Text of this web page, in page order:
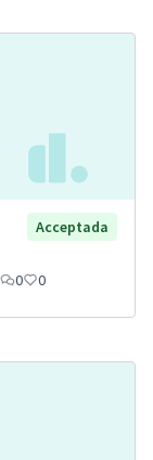
Acceptada
0 0